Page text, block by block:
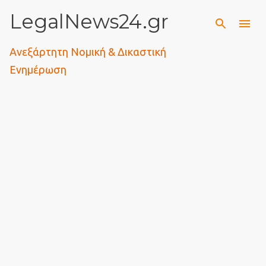
Μετάβαση στο κύριο περιεχόμενο
LegalNews24.gr
Ανεξάρτητη Νομική & Δικαστική
Ενημέρωση